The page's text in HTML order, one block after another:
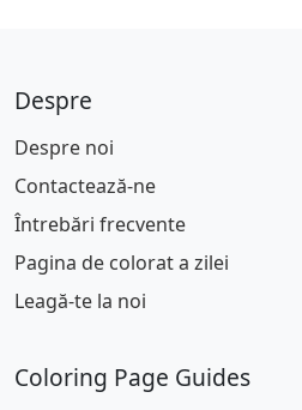
Despre
Despre noi
Contactează-ne
Întrebări frecvente
Pagina de colorat a zilei
Leagă-te la noi
Coloring Page Guides